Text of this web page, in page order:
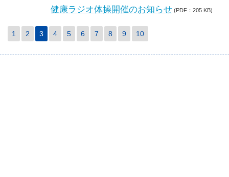
健康ラジオ体操開催のお知らせ (PDF：205 KB)
1 2 3 4 5 6 7 8 9 10